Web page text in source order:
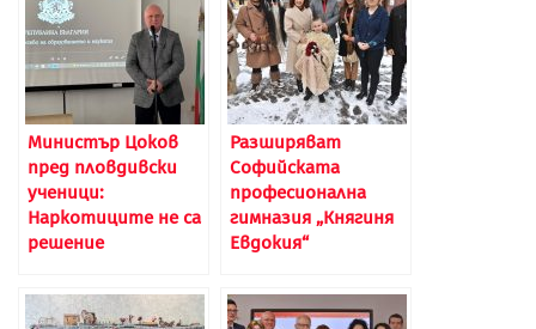
Министър Цоков
пред пловдивски
ученици:
Наркотиците не са
решение
Разширяват
Софийската
професионална
гимназия „Княгиня
Евдокия“